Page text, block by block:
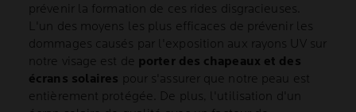
prévenir la formation de ces rides disgracieuses.
L'un des moyens les plus efficaces de prévenir les
dommages causés par l'exposition aux rayons UV sur
notre visage est de porter des chapeaux et des
écrans solaires pour s'assurer que notre peau est
entièrement protégée. De plus, l'utilisation d'un